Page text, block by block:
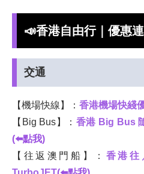
📣香港自由行｜ 優惠
交通
【機場快線】： 香港機場快綫
【Big Bus】： 香港 Big Bus
(⬅️點我)
【往返澳門船】： 香港往